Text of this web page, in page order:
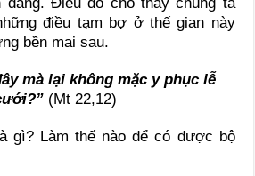
điều tạm bợ ở thế gian này
bền mai sau.
mà lại không mặc y phục lễ
(Mt 22,12)
gì? Làm thế nào để có được bộ